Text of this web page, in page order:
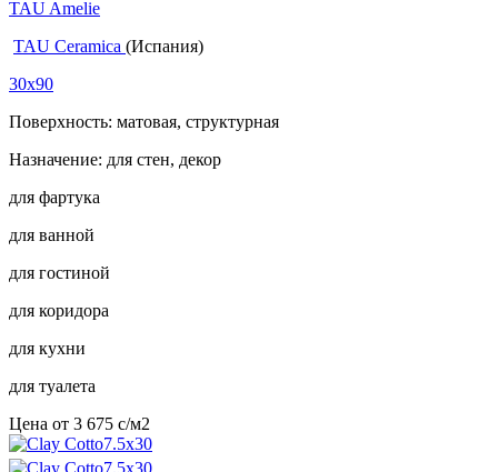
TAU Amelie
TAU Ceramica (Испания)
30x90
Поверхность: матовая, структурная
Назначение: для стен, декор
для фартука
для ванной
для гостиной
для коридора
для кухни
для туалета
Цена от 3 675 c/м2